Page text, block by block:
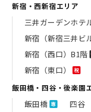
新宿・西新宿エリア
三井ガーデンホテ
新宿（新宿三井ビ
新宿（西口）B1階
新宿（東口）
祝
飯田橋・四谷・後楽園
飯田橋 専 四谷